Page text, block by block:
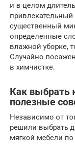
и в целом
существенный
определенные
влажной уборке,
Случайно
в химчистке.
Как выбрать
полезные
Независимо от
решили выбрать
мягкой мебели